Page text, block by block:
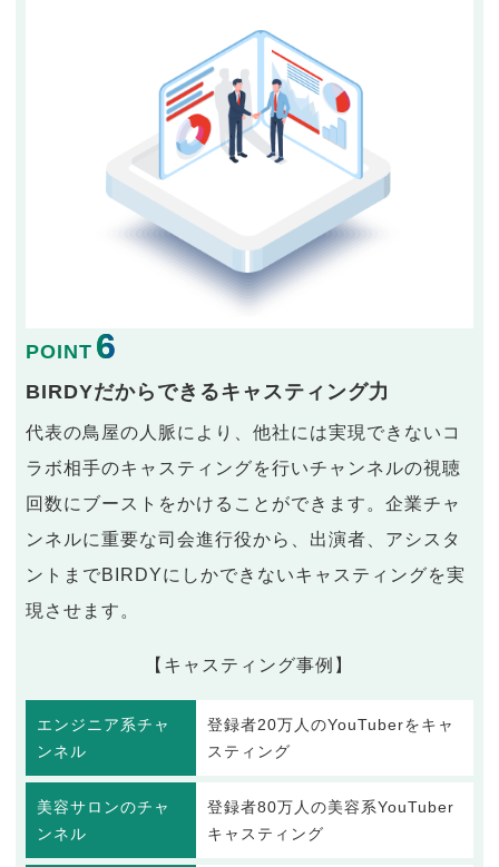
POINT 6
BIRDYだからできるキャスティング力
代表の鳥屋の人脈により、他社には実現できないコ
ラボ相手のキャスティングを行いチャンネルの視聴
回数にブーストをかけることができます。企業チャ
ンネルに重要な司会進行役から、出演者、アシスタ
ントまでBIRDYにしかできないキャスティングを実
現させます。
【キャスティング事例】
エンジニア系チャ
ンネル
登録者20万人のYouTuberをキャ
スティング
美容サロンのチャ
ンネル
登録者80万人の美容系YouTuber
キャスティング